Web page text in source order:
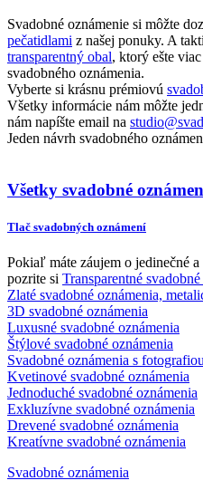
Svadobné oznámenie si môžte
pečatidlami z našej ponuky. A
transparentný obal, ktorý ešte
svadobného oznámenia.
Vyberte si krásnu prémiovú
Všetky informácie nám môžte
nám napíšte email na
Jeden návrh svadobného
Všetky svadobné
Tlač svadobných oznámení
Pokiaľ máte záujem o jedinečné
pozrite si Transparentné
Zlaté svadobné oznámenia,
3D svadobné oznámenia
Luxusné svadobné oznámenia
Štýlové svadobné oznámenia
Svadobné oznámenia s fotografiou
Kvetinové svadobné oznámenia
Jednoduché svadobné oznámenia
Exkluzívne svadobné oznámenia
Drevené svadobné oznámenia
Kreatívne svadobné oznámenia
Svadobné oznámenia